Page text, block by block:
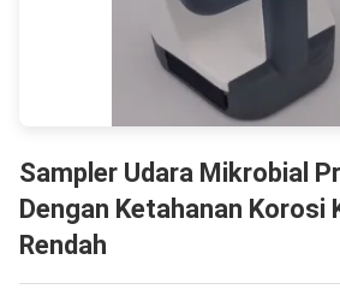
Sampler Udara Mikrobial
Dengan Ketahanan Korosi
Rendah